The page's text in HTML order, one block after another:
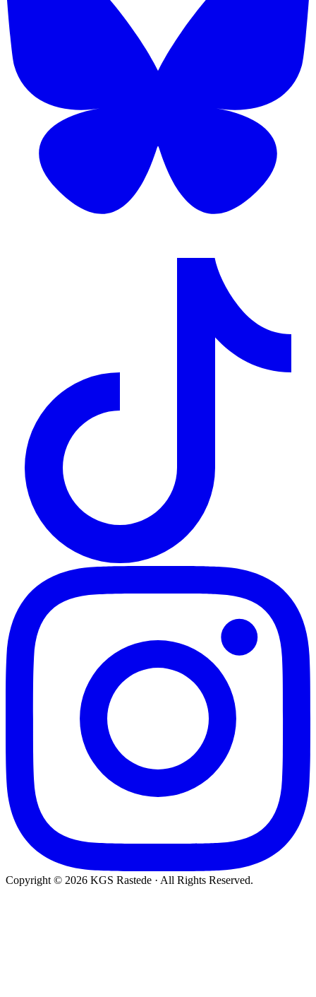
Copyright © 2026 KGS Rastede · All Rights Reserved.